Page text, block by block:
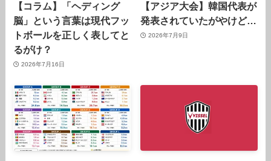
【コラム】「ヘディング
脳」という言葉は現代フッ
トボールを正しく表してと
るがけ？
2026年7月16日
【アジア大会】韓国代表が
発表されていたがやけど…
2026年7月9日